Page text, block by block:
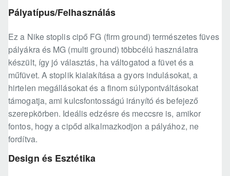
Pályatípus/Felhasználás
Ez a Nike stoplis cipő FG (firm ground) természetes füves
pályákra és MG (multi ground) többcélú használatra
készült, így jó választás, ha váltogatod a füvet és a
műfüvet. A stoplik kialakítása a gyors indulásokat, a
hirtelen megállásokat és a finom súlypontváltásokat
támogatja, ami kulcsfontosságú irányító és befejező
szerepkörben. Ideális edzésre és meccsre is, amikor
fontos, hogy a cipőd alkalmazkodjon a pályához, ne
fordítva.
Design és Esztétika